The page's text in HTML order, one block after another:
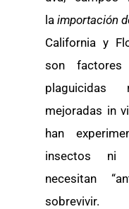
la importación
California y
son
plaguicidas
mejoradas in
han
insectos ni
necesitan
sobrevivir.